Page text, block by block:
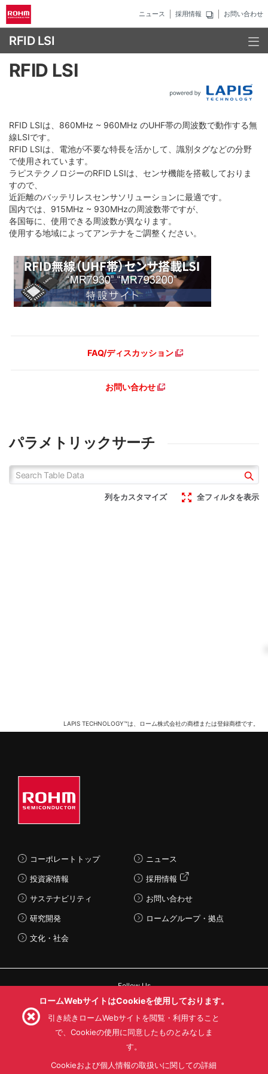
ニュース 採用情報 お問い合わせ
RFID LSI
RFID LSI
RFID LSIは、860MHz ~ 960MHz のUHF帯の周波数で動作する無
線LSIです。
RFID LSIは、電池が不要な特長を活かして、識別タグなどの分野
で使用されています。
ラピステクノロジーのRFID LSIは、センサ機能を搭載しておりま
すので、
近距離のバッテリレスセンサソリューションに最適です。
国内では、915MHz ~ 930MHzの周波数帯ですが、
各国毎に、使用できる周波数が異なります。
使用する地域によってアンテナをご調整ください。
FAQ/ディスカッション
お問い合わせ
パラメトリックサーチ
列をカスタマイズ 全フィルタを表示
LAPIS TECHNOLOGY™は、ローム株式会社の商標または登録商標です。
コーポレートトップ
投資家情報
サステナビリティ
研究開発
文化・社会
ニュース
採用情報
お問い合わせ
ロームグループ・拠点
Follow Us
利用目的
プライバシーポリシー
サイトマップ
ロームWebサイトはCookieを使用しております。
引き続きロームWebサイトを閲覧・利用すること
で、Cookieの使用に同意したものとみなしま
す。
Cookieおよび個人情報の取扱いに関しての詳細